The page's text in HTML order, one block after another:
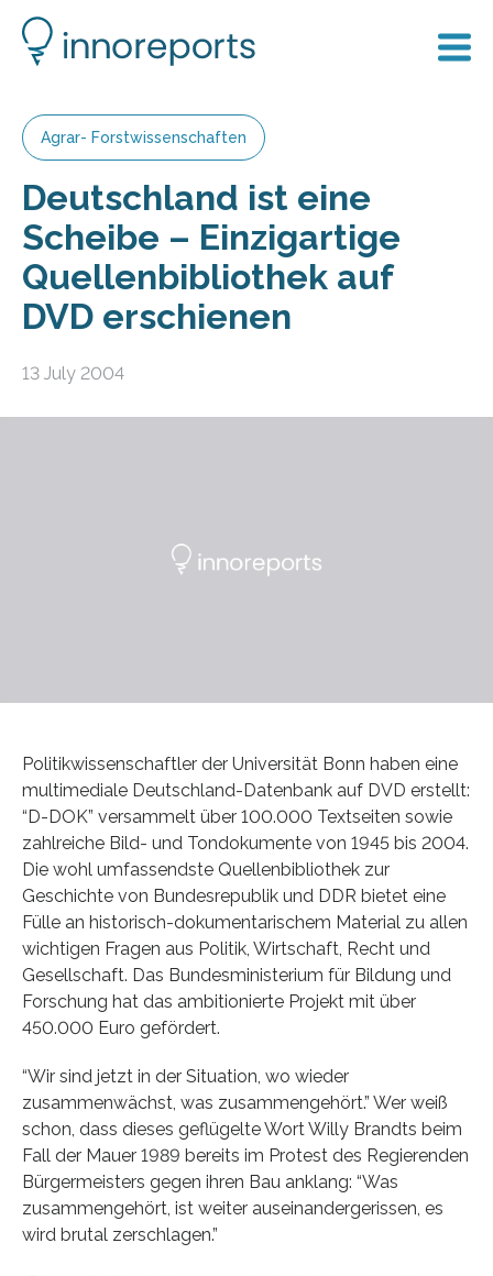
Agrar- Forstwissenschaften
Deutschland ist eine
Scheibe – Einzigartige
Quellenbibliothek auf
DVD erschienen
13 July 2004
Politikwissenschaftler der Universität Bonn haben eine
multimediale Deutschland-Datenbank auf DVD erstellt:
“D-DOK” versammelt über 100.000 Textseiten sowie
zahlreiche Bild- und Tondokumente von 1945 bis 2004.
Die wohl umfassendste Quellenbibliothek zur
Geschichte von Bundesrepublik und DDR bietet eine
Fülle an historisch-dokumentarischem Material zu allen
wichtigen Fragen aus Politik, Wirtschaft, Recht und
Gesellschaft. Das Bundesministerium für Bildung und
Forschung hat das ambitionierte Projekt mit über
450.000 Euro gefördert.
“Wir sind jetzt in der Situation, wo wieder
zusammenwächst, was zusammengehört.” Wer weiß
schon, dass dieses geflügelte Wort Willy Brandts beim
Fall der Mauer 1989 bereits im Protest des Regierenden
Bürgermeisters gegen ihren Bau anklang: “Was
zusammengehört, ist weiter auseinandergerissen, es
wird brutal zerschlagen.”